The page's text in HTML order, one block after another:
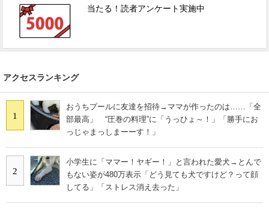
当たる！読者アンケート実施中
アクセスランキング
1
おうちプールに友達を招待→ママが作ったのは……「全
部最高」 “圧巻の料理”に「うっひょ～！」「勝手にお
っじゃまっしまーーす！」
2
小学生に「ママー！ヤギー！」と言われた愛犬→とんで
もない姿が480万表示「どう見ても犬ですけど？って顔
してる」「ストレス消え去った」